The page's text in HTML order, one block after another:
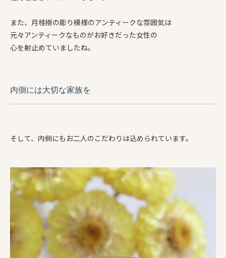
また、月桂樹の彫り模様のアンティークな雰囲気は
元々アンティークなものがお好きだった女性の
心を射止めていましたね。
内側には大切な家族を
そして、内側にもお二人のこだわりは込められています。